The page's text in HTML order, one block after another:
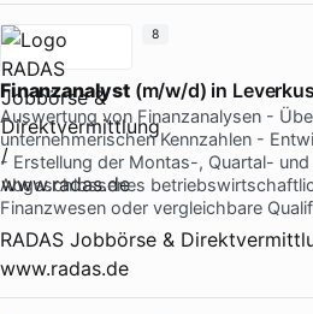
Finanzanalyst(m/w/d) in
Auswertung von Finanzanalysen -
unternehmerischen Kennzahlen -
- Erstellung der Montas-, Quartal-
Abgeschlossenes
Finanzwesen oder vergleichbare
RADAS Jobbörse &
www.radas.de
8